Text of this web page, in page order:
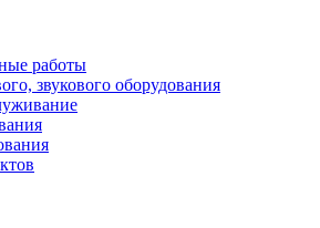
работы
звукового оборудования